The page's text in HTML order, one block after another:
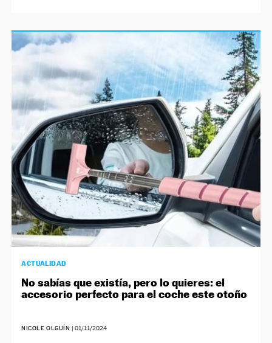
ACTUALIDAD
No sabías que existía, pero lo quieres: el
accesorio perfecto para el coche este otoño
NICOLE OLGUÍN | 01/11/2024